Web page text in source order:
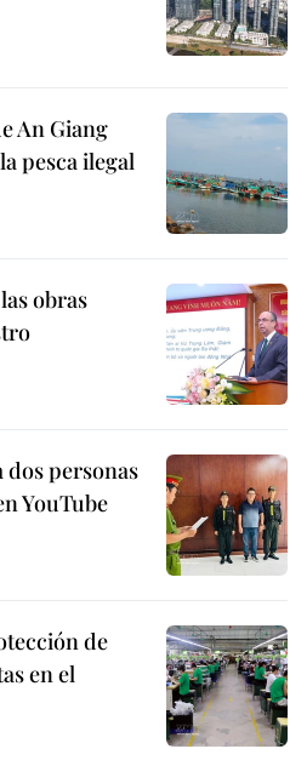
An Giang
pesca ilegal
obras
dos personas
YouTube
de
en el